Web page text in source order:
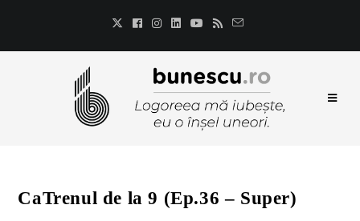
CaTrenul de la 9 (Ep.36 – Super)